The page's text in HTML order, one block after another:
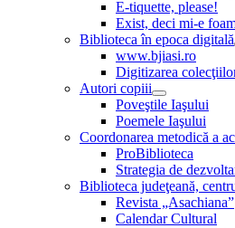
E-tiquette, please!
Exist, deci mi-e
Biblioteca în epoca digitală
www.bjiasi.ro
Digitizarea
Autori copiii
Poveştile Iaşului
Poemele Iaşului
Coordonarea metodică a
ProBiblioteca
Strategia de
Biblioteca judeţeană,
Revista „Asachiana”
Calendar Cultural